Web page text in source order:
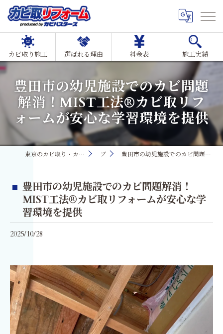
カビ取り施工 選ばれる理由 料金表 施工実績
豊田市の幼児施設でのカビ問題
解消！MIST工法®カビ取リフ
ォームが安心な学習環境を提供
東京のカビ取り・カビ対策ならMIST工法®カビ取リフォーム ブログ 豊田市の幼児施設でのカビ問題解消！MIST工法®カビ取リフォームが安心な学習環境を提供
豊田市の幼児施設でのカビ問題解消！
MIST工法®カビ取リフォームが安心な学
習環境を提供
2025/10/28